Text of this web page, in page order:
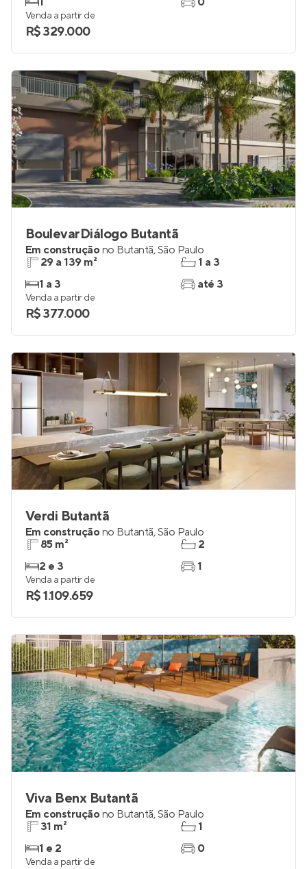
Venda a partir de
R$ 329.000
BoulevarDiálogo Butantã
Em construçãono Butantã,São Paulo
29 a 139 m²
1 a 3
1 a 3
até 3
Venda a partir de
R$ 377.000
Verdi Butantã
Em construçãono Butantã,São Paulo
85 m²
2 e 3
2
1
Venda a partir de
R$ 1.109.659
Viva Benx Butantã
Em construçãono Butantã,São Paulo
31 m²
1 e 2
1
0
Venda a partir de